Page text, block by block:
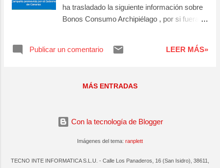
equipo del Grupo Tecno Inte.
ha trasladado la siguiente información sobre
Bonos Consumo Archipiélago , por si fuera
Tenerife- CEST , informamos de la puesta en
por el Gobierno de Canarias , con una
en las islas. Esta iniciativa tiene como
objetivo incentivar el consumo en los
clientes podrán canjear directamente en los
Publicar un comentario LEER MÁS»
MÁS ENTRADAS
Con la tecnología de Blogger
Imágenes del tema: ranplett
TECNO INTE INFORMATICA S.L.U. - Calle Los Panaderos, 16 (San Isidro), 38611,